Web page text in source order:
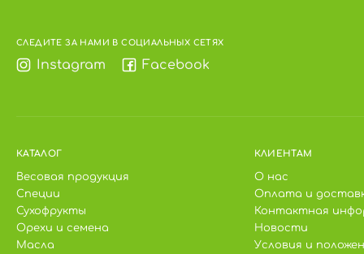
СЛЕДИТЕ ЗА НАМИ В СОЦИАЛЬНЫХ СЕТЯХ
Instagram Facebook
КАТАЛОГ
Весовая продукция
Специи
Сухофрукты
Орехи и семена
Масла
КЛИЕНТАМ
О нас
Оплата и
Контактная
Новости
Условия и